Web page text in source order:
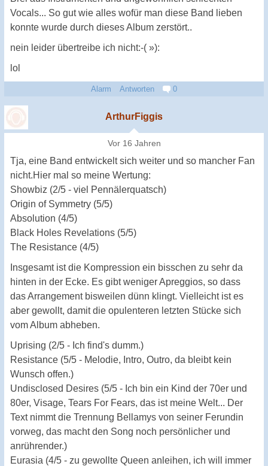
Vocals... So gut wie alles wofür man diese Band lieben
konnte wurde durch dieses Album zerstört..
nein leider übertreibe ich nicht:-( »):
lol
Alarm Antworten 0
ArthurFiggis
Vor 16 Jahren
Tja, eine Band entwickelt sich weiter und so mancher Fan
nicht.Hier mal so meine Wertung:
Showbiz (2/5 - viel Pennälerquatsch)
Origin of Symmetry (5/5)
Absolution (4/5)
Black Holes Revelations (5/5)
The Resistance (4/5)
Insgesamt ist die Kompression ein bisschen zu sehr da
hinten in der Ecke. Es gibt weniger Apreggios, so dass
das Arrangement bisweilen dünn klingt. Vielleicht ist es
aber gewollt, damit die opulenteren letzten Stücke sich
vom Album abheben.
Uprising (2/5 - Ich find's dumm.)
Resistance (5/5 - Melodie, Intro, Outro, da bleibt kein
Wunsch offen.)
Undisclosed Desires (5/5 - Ich bin ein Kind der 70er und
80er, Visage, Tears For Fears, das ist meine Welt... Der
Text nimmt die Trennung Bellamys von seiner Ferundin
vorweg, das macht den Song noch persönlicher und
anrührender.)
Eurasia (4/5 - zu gewollte Queen anleihen, ich will immer